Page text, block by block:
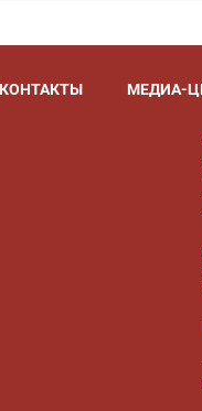
КОНТАКТЫ МЕДИА-